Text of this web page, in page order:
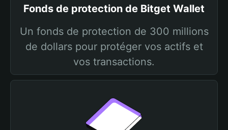
Fonds de protection de Bitget Wallet
Un fonds de protection de 300 millions
de dollars pour protéger vos actifs et
vos transactions.